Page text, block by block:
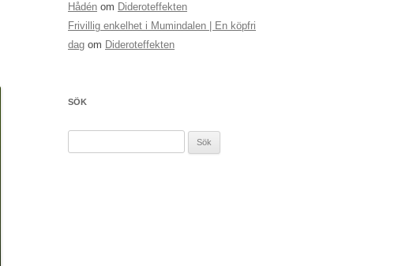
Hådén om Dideroteffekten
Frivillig enkelhet i Mumindalen | En köpfri
dag om Dideroteffekten
SÖK